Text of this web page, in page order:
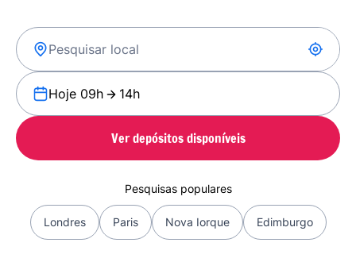
Hoje 09h 14h
Ver depósitos disponíveis
Pesquisas populares
Londres Paris Nova Iorque Edimburgo